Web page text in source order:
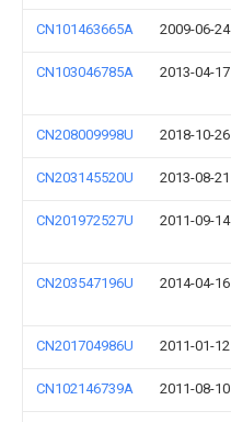
CN101463665A 2009-06-24
CN103046785A 2013-04-17
CN208009998U 2018-10-26
CN203145520U 2013-08-21
CN201972527U 2011-09-14
CN203547196U 2014-04-16
CN201704986U 2011-01-12
CN102146739A 2011-08-10